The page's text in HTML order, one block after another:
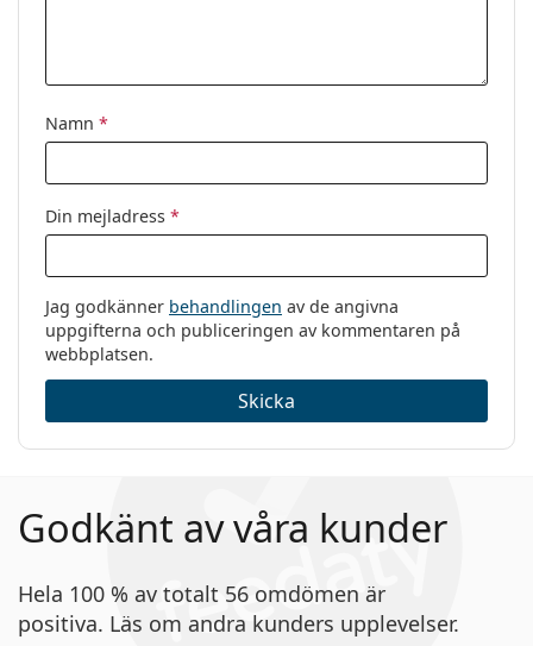
Namn *
Din mejladress *
Jag godkänner behandlingen av de angivna
uppgifterna och publiceringen av kommentaren på
webbplatsen.
Skicka
Godkänt av våra kunder
Hela 100 % av totalt 56 omdömen är
positiva. Läs om andra kunders upplevelser.